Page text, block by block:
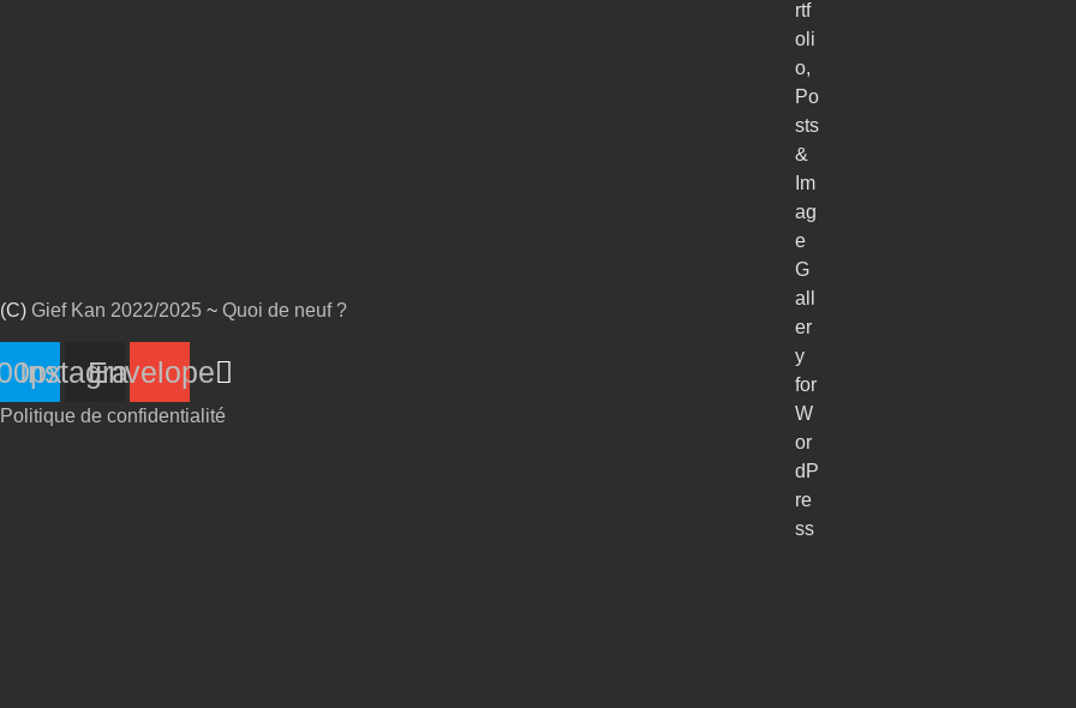
(C) Gief Kan 2022/2025 ~ Quoi de neuf ?
Instagram
Envelope
Politique de confidentialité